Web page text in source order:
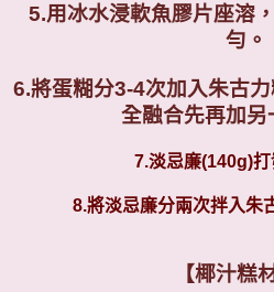
5.用冰水浸軟魚膠片座溶
勻 。
6.將蛋糊分3-4次加入朱古
全融合先再加另
7.淡忌廉(140g)打
8.將淡忌廉分兩次拌入朱
【椰汁糕